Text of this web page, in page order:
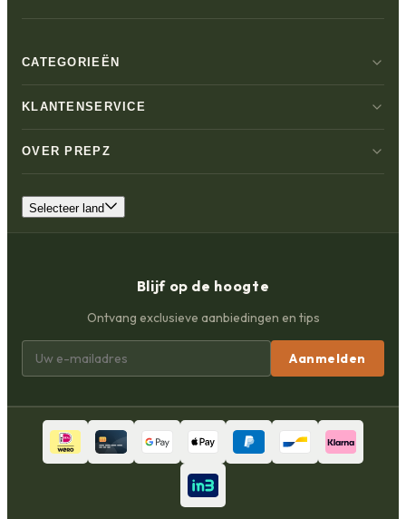
CATEGORIEËN
KLANTENSERVICE
OVER PREPZ
Selecteer land
Blijf op de hoogte
Ontvang exclusieve aanbiedingen en tips
Aanmelden